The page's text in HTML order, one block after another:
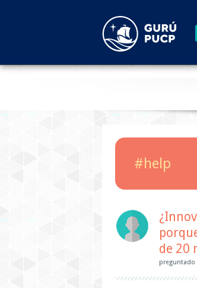
#help
de 20
preguntado